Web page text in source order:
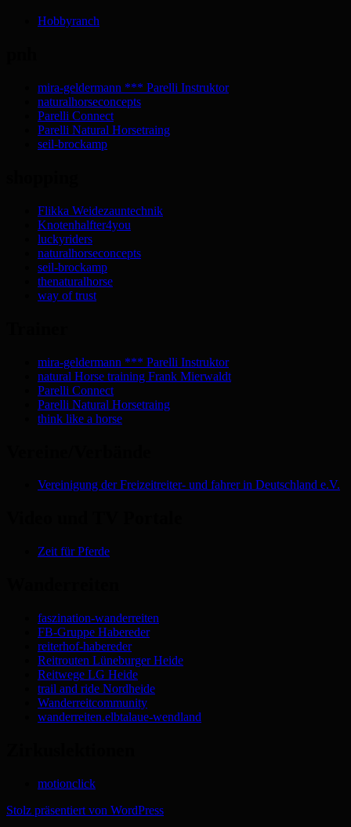
Hobbyranch
mira-geldermann *** Parelli Instruktor
naturalhorseconcepts
Parelli Connect
Parelli Natural Horsetraing
seil-brockamp
Flikka Weidezauntechnik
Knotenhalfter4you
luckyriders
naturalhorseconcepts
seil-brockamp
thenaturalhorse
way of trust
mira-geldermann *** Parelli Instruktor
natural Horse training Frank Mierwaldt
Parelli Connect
Parelli Natural Horsetraing
think like a horse
Vereinigung der Freizeitreiter- und fahrer in Deutschland e.V.
Zeit für Pferde
faszination-wanderreiten
FB-Gruppe Habereder
reiterhof-habereder
Reitrouten Lüneburger Heide
Reitwege LG Heide
trail and ride Nordheide
Wanderreitcommunity
wanderreiten.elbtalaue-wendland
motionclick
Stolz präsentiert von WordPress